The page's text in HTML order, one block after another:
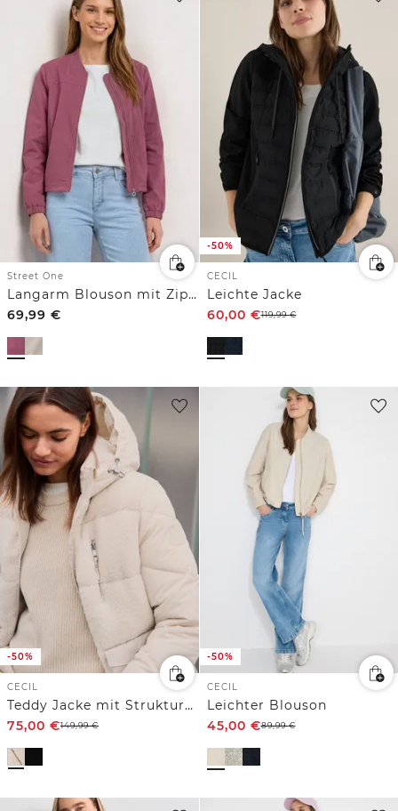
Street One
Langarm Blouson mit Zipper
69,99 €
-50%
CECIL
Leichte Jacke
60,00 €119,99€
-50%
CECIL
Teddy Jacke mit Strukturmix
75,00 €149,99€
-50%
CECIL
Leichter Blouson
45,00 €89,99€